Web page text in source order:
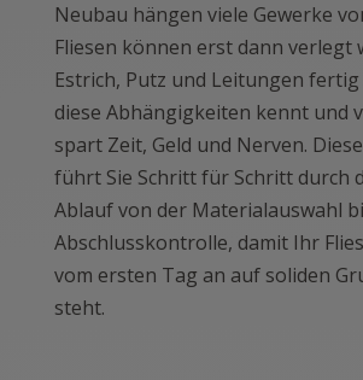
Neubau hängen viele Gewerke
Fliesen können erst dann verlegt
Estrich, Putz und Leitungen fertig
diese Abhängigkeiten kennt und
spart Zeit, Geld und Nerven.
führt Sie Schritt für Schritt durch
Ablauf von der Materialauswahl
Abschlusskontrolle, damit Ihr
vom ersten Tag an auf soliden
steht.